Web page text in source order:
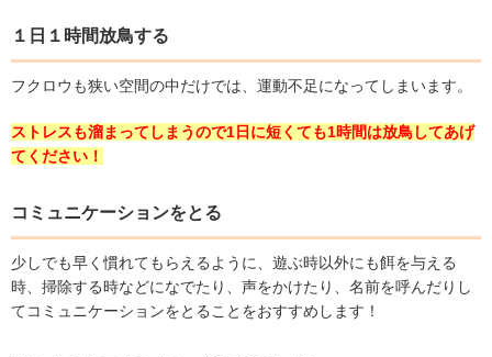
１日１時間放鳥する
フクロウも狭い空間の中だけでは、運動不足になってしまいます。
ストレスも溜まってしまうので1日に短くても1時間は放鳥してあげ
てください！
コミュニケーションをとる
少しでも早く慣れてもらえるように、遊ぶ時以外にも餌を与える
時、掃除する時などになでたり、声をかけたり、名前を呼んだりし
てコミュニケーションをとることをおすすめします！